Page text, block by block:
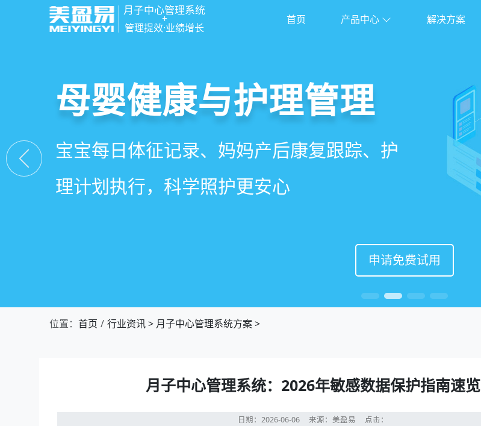
月子中心管理系统
+
管理提效·业绩增长
首页 产品中心 解决方案
智慧月子中心管理系统
一站式解决月子中心入住、护理、餐饮、会员、
财务、营销全流程管理
申请免费试用
母婴健康与护理管理
宝宝每日体征记录、妈妈产后康复跟踪、护
理计划执行，科学照护更安心
申请免费试用
房态与预约管理
在线选房、预约入住、智能排房、资源调
度，提升入住率与客户满意度
申请免费试用
会员营销与智能锁客
会员积分、套餐定制、精准营销、客户关
怀，提升复购与转介绍
申请免费试用
位置： 首页 行业资讯> 月子中心管理系统方案>
月子中心管理系统：2026年敏感数据保护指南速览
日期：2026-06-06来源：美盈易 点击：